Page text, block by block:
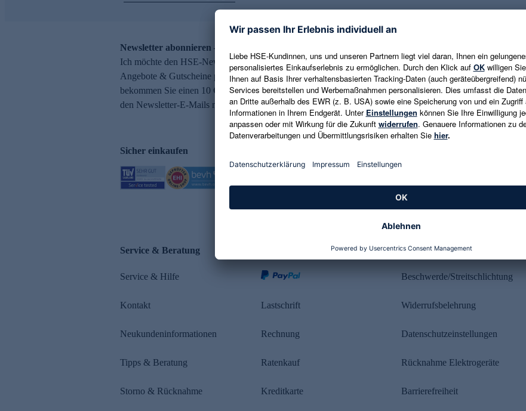
Newsletter abonnieren – 10 € Gutschein erhalten
Ich möchte den HSE-Newsletter abonnieren und aktuelle Trends,
Angebote & Gutscheine per E-Mail erhalten. Als Dankeschön
bekommen Sie einen 10 € Gutschein. Eine Abmeldung ist jederzeit in
den Newsletter-E-Mails möglich.
E-Mail-Adresse eingeben
Es gelten die Datenschutzrichtlinien
Sicher einkaufen
Service & Beratung
Service & Hilfe
Kontakt
Neukundeninformationen
Tipps & Beratung
Storno & Rücknahme
Lastschrift
Rechnung
Ratenkauf
Kreditkarte
Rechtliches
Beschwerde/Streitschlichtung
Widerrufsbelehrung
Datenschutzeinstellungen
Rücknahme Elektrogeräte
Barrierefreiheit